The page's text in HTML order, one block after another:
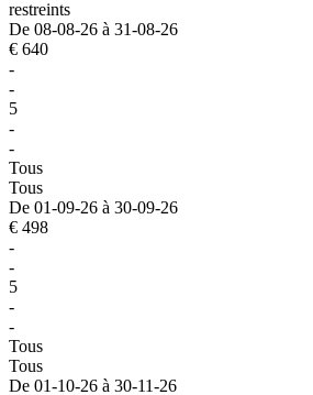
restreints
De 08-08-26 à 31-08-26
€ 640
-
-
5
-
-
Tous
Tous
De 01-09-26 à 30-09-26
€ 498
-
-
5
-
-
Tous
Tous
De 01-10-26 à 30-11-26